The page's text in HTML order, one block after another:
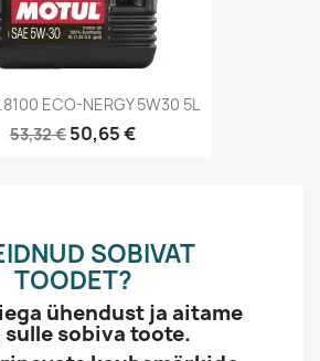
8100 ECO-NERGY 5W30 5L
53,32 € 50,65 €
SOBIVAT
TOODET?
ühendust ja aitame
sulle sobiva toote.